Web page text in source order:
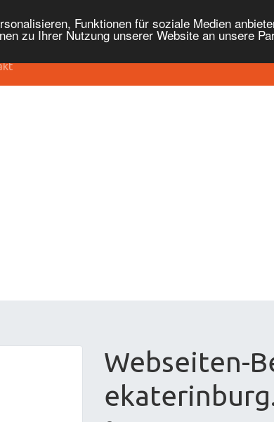
Funktionen für soziale Medien
zu Ihrer Nutzung unserer Website an unsere
Webseiten-